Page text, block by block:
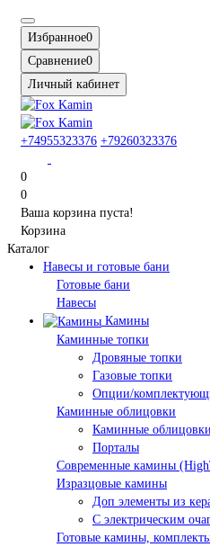
Избранное0
Сравнение0
Личный кабинет
+74955323376 +79260323376
0
0
Ваша корзина пуста!
Корзина
Каталог
Навесы и готовые бани
Готовые бани
Навесы
Камины
Каминные топки
Дровяные топки
Газовые топки
Опции/
Каминные облицовки
Каминные облицовки
Порталы
Современные камины
Изразцовые камины
Доп элементы из
С электрическим
Готовые камины,